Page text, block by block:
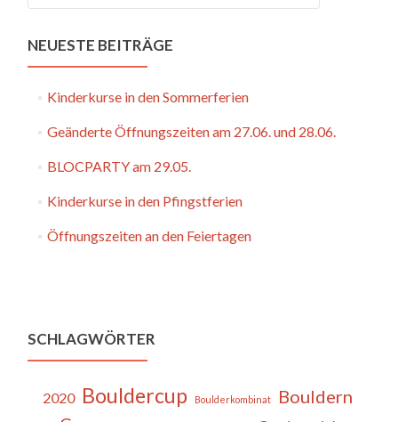
NEUESTE BEITRÄGE
Kinderkurse in den Sommerferien
Geänderte Öffnungszeiten am 27.06. und 28.06.
BLOCPARTY am 29.05.
Kinderkurse in den Pfingstferien
Öffnungszeiten an den Feiertagen
SCHLAGWÖRTER
2020 Bouldercup Boulderkombinat
Bouldern